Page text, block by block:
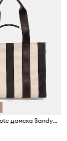
BOSS чанта tote дамска Sandy Tote ST